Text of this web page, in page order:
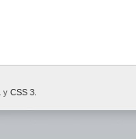
y CSS 3